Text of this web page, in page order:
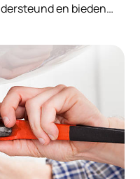
en bieden…